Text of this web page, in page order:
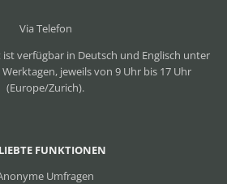
FUNKTIONEN
Umfragen
Via Telefon
verfügbar in Deutsch und Englisch unter
Werktagen, jeweils von 9 Uhr bis 17 Uhr
(Europe/Zurich).